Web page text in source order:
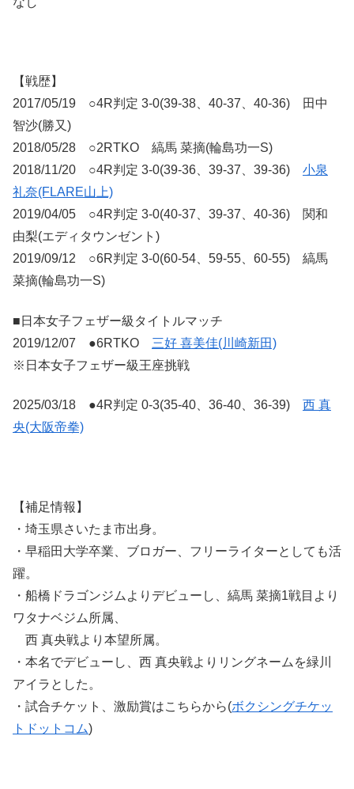
【戦歴】
2017/05/19 ○4R判定 3-0(39-38、40-37、40-36) 田中
智沙(勝又)
2018/05/28 ○2RTKO 縞馬 菜摘(輪島功一S)
2018/11/20 ○4R判定 3-0(39-36、39-37、39-36) 小泉
礼奈(FLARE山上)
2019/04/05 ○4R判定 3-0(40-37、39-37、40-36) 関和
由梨(エディタウンゼント)
2019/09/12 ○6R判定 3-0(60-54、59-55、60-55) 縞馬
菜摘(輪島功一S)
■日本女子フェザー級タイトルマッチ
2019/12/07 ●6RTKO 三好 喜美佳(川崎新田)
※日本女子フェザー級王座挑戦
2025/03/18 ●4R判定 0-3(35-40、36-40、36-39) 西 真
央(大阪帝拳)
【補足情報】
・埼玉県さいたま市出身。
・早稲田大学卒業、ブロガー、フリーライターとしても活
躍。
・船橋ドラゴンジムよりデビューし、縞馬 菜摘1戦目より
ワタナベジム所属、
西 真央戦より本望所属。
・本名でデビューし、西 真央戦よりリングネームを緑川
アイラとした。
・試合チケット、激励賞はこちらから(ボクシングチケッ
トドットコム)